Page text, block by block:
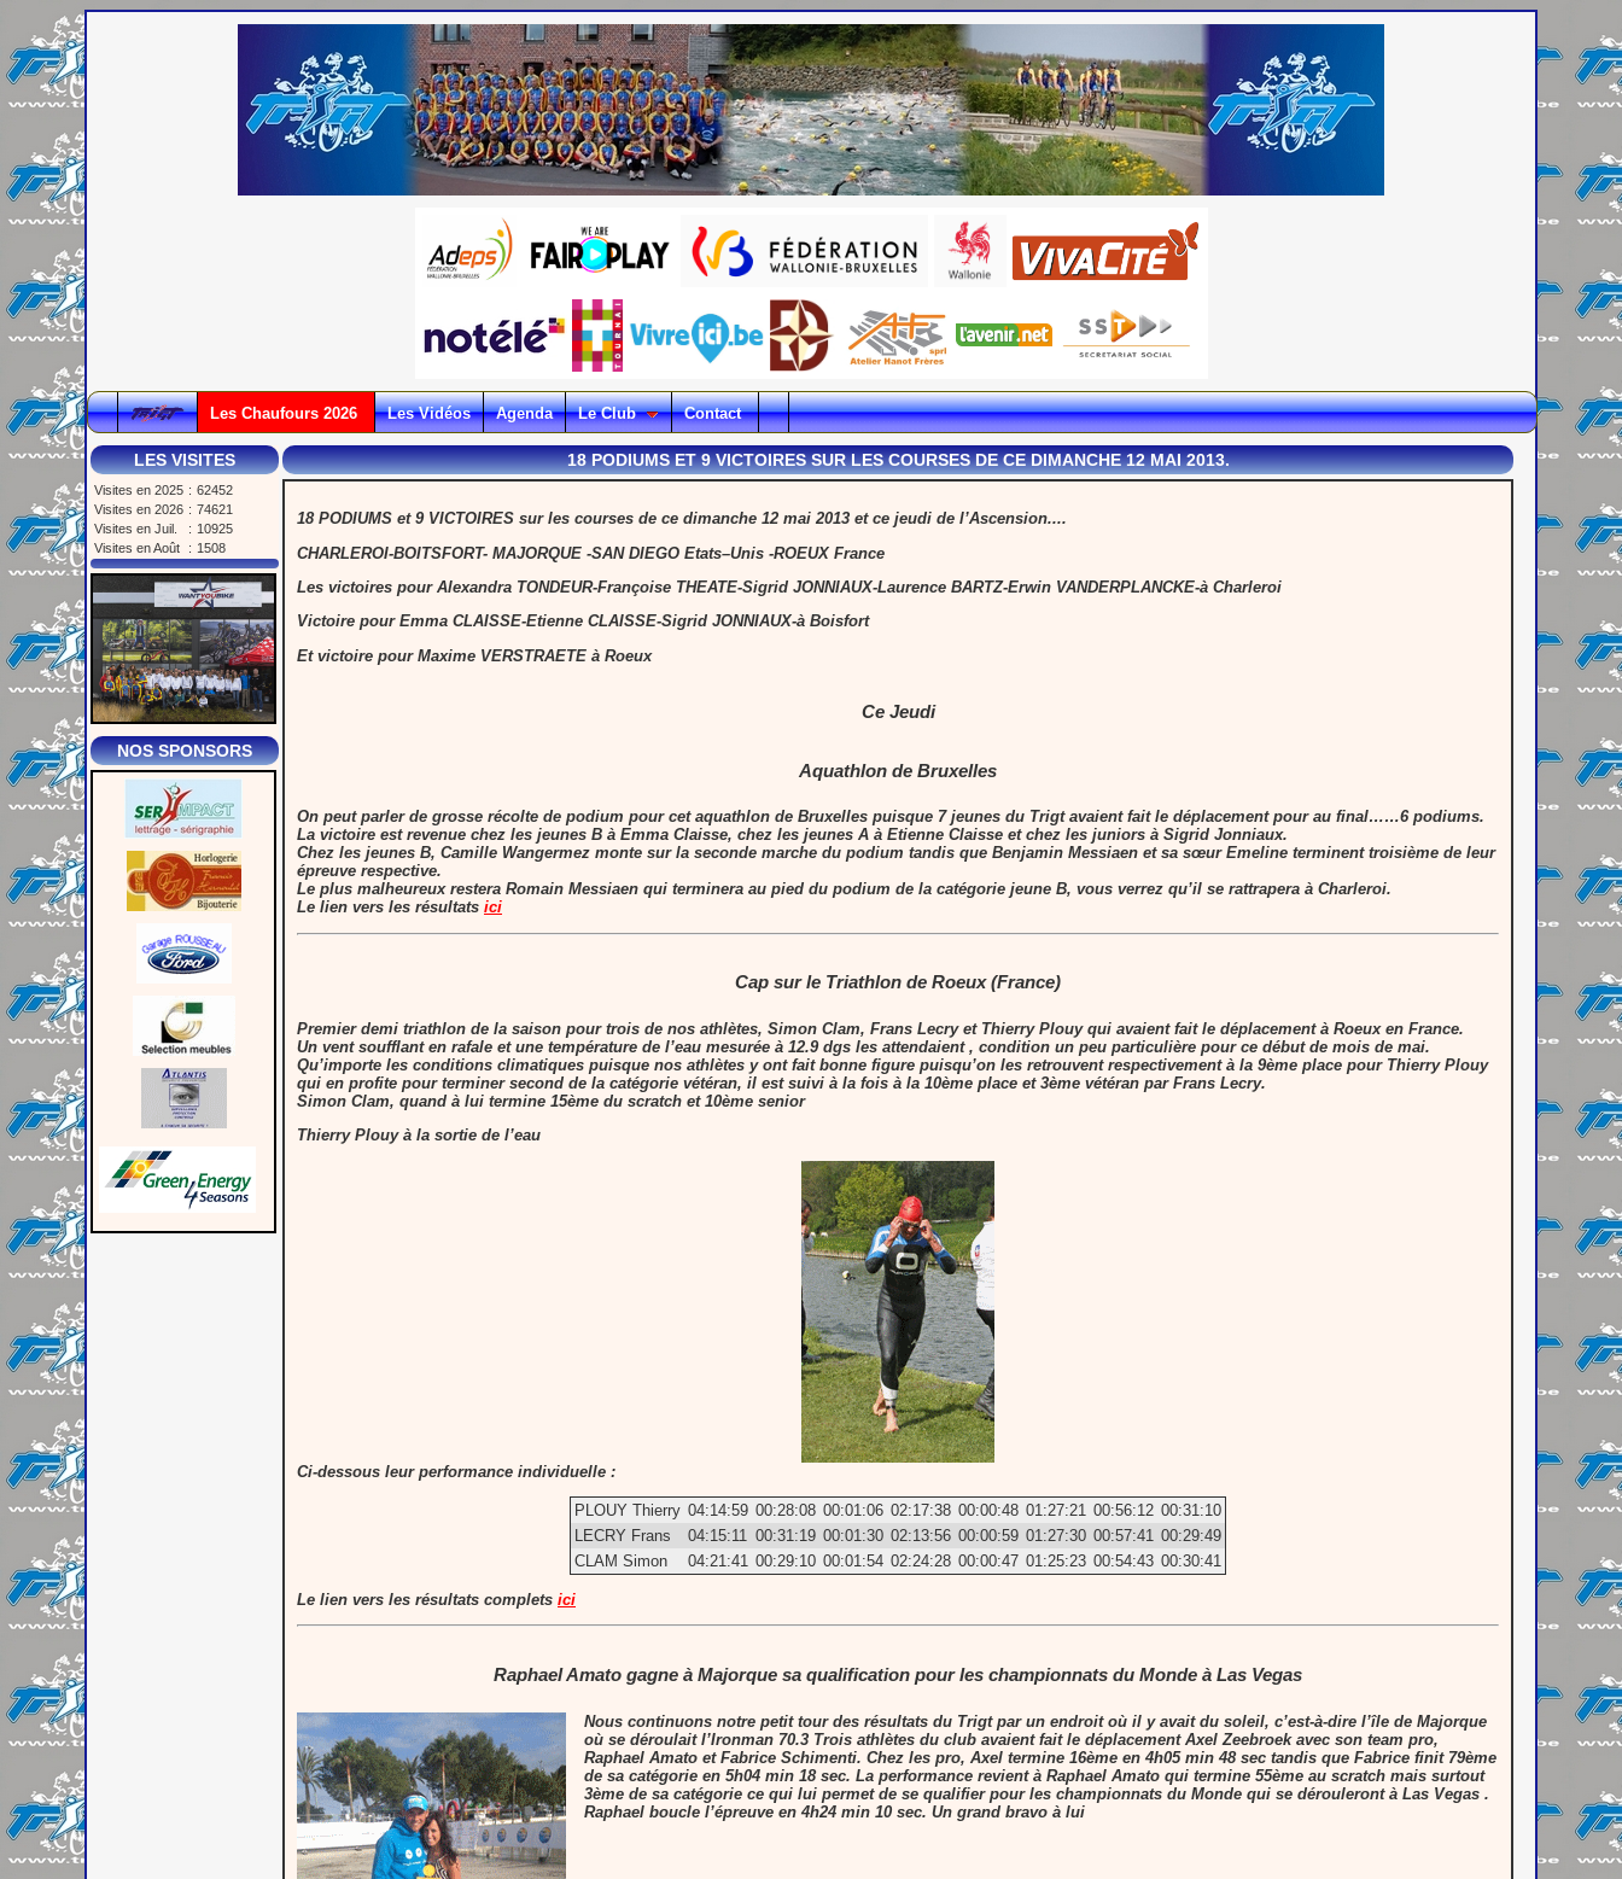
Les Chaufours 2026 Les Vidéos Agenda Le Club Contact
LES VISITES
Visites en 2025 : 62452
Visites en 2026 : 74621
Visites en Juil.
: 10925
Visites en Août
: 1508
NOS SPONSORS
18 PODIUMS ET 9 VICTOIRES SUR LES COURSES DE CE DIMANCHE 12 MAI 2013.
18 PODIUMS et 9 VICTOIRES sur les courses de ce dimanche 12 mai 2013 et ce jeudi de l’Ascension....
CHARLEROI-BOITSFORT- MAJORQUE -SAN DIEGO Etats–Unis -ROEUX France
Les victoires pour Alexandra TONDEUR-Françoise THEATE-Sigrid JONNIAUX-Laurence BARTZ-Erwin VANDERPLANCKE-à Charleroi
Victoire pour Emma CLAISSE-Etienne CLAISSE-Sigrid JONNIAUX-à Boisfort
Et victoire pour Maxime VERSTRAETE à Roeux
Ce Jeudi
Aquathlon de Bruxelles
On peut parler de grosse récolte de podium pour cet aquathlon de Bruxelles puisque 7 jeunes du Trigt avaient fait le déplacement pour au final……6 podiums.
La victoire est revenue chez les jeunes B à Emma Claisse, chez les jeunes A à Etienne Claisse et chez les juniors à Sigrid Jonniaux.
Chez les jeunes B, Camille Wangermez monte sur la seconde marche du podium tandis que Benjamin Messiaen et sa sœur Emeline terminent troisième de leur
épreuve respective.
Le plus malheureux restera Romain Messiaen qui terminera au pied du podium de la catégorie jeune B, vous verrez qu’il se rattrapera à Charleroi.
Le lien vers les résultats ici
Cap sur le Triathlon de Roeux (France)
Premier demi triathlon de la saison pour trois de nos athlètes, Simon Clam, Frans Lecry et Thierry Plouy qui avaient fait le déplacement à Roeux en France.
Un vent soufflant en rafale et une température de l’eau mesurée à 12.9 dgs les attendaient , condition un peu particulière pour ce début de mois de mai.
Qu’importe les conditions climatiques puisque nos athlètes y ont fait bonne figure puisqu’on les retrouvent respectivement à la 9ème place pour Thierry Plouy
qui en profite pour terminer second de la catégorie vétéran, il est suivi à la fois à la 10ème place et 3ème vétéran par Frans Lecry.
Simon Clam, quand à lui termine 15ème du scratch et 10ème senior
Thierry Plouy à la sortie de l’eau
Ci-dessous leur performance individuelle :
PLOUY Thierry 04:14:59 00:28:08 00:01:06 02:17:38 00:00:48 01:27:21 00:56:12 00:31:10
LECRY Frans
04:15:11 00:31:19 00:01:30 02:13:56 00:00:59 01:27:30 00:57:41 00:29:49
CLAM Simon
04:21:41 00:29:10 00:01:54 02:24:28 00:00:47 01:25:23 00:54:43 00:30:41
Le lien vers les résultats complets ici
Raphael Amato gagne à Majorque sa qualification pour les championnats du Monde à Las Vegas
Nous continuons notre petit tour des résultats du Trigt par un endroit où il y avait du soleil, c’est-à-dire l’île de Majorque
où se déroulait l’Ironman 70.3 Trois athlètes du club avaient fait le déplacement Axel Zeebroek avec son team pro,
Raphael Amato et Fabrice Schimenti. Chez les pro, Axel termine 16ème en 4h05 min 48 sec tandis que Fabrice finit 79ème
de sa catégorie en 5h04 min 18 sec. La performance revient à Raphael Amato qui termine 55ème au scratch mais surtout
3ème de sa catégorie ce qui lui permet de se qualifier pour les championnats du Monde qui se dérouleront à Las Vegas .
Raphael boucle l’épreuve en 4h24 min 10 sec. Un grand bravo à lui